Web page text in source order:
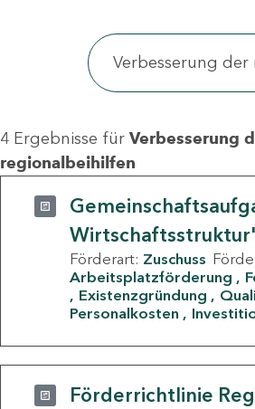
4 Ergebnisse für Verbesserung
regionalbeihilfen
Förderart: Zuschuss
Arbeitsplatzförderung
Existenzgründung
Personalkosten
Förderrichtlinie